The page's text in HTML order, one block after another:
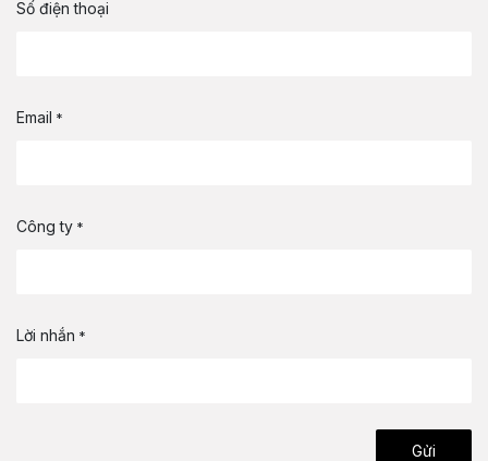
Số điện thoại
Email *
Công ty *
Lời nhắn *
​​Gửi